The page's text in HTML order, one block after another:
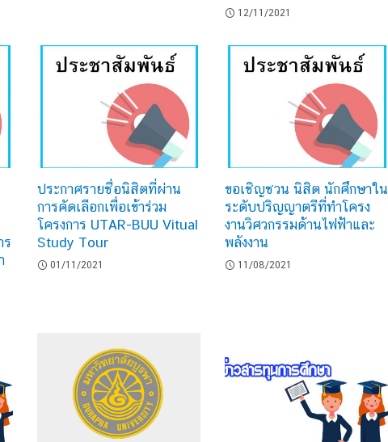
12/11/2021
ร
ประกาศรายชื่อนิสิตที่ผ่าน
การคัดเลือกเพื่อเข้าร่วม
โครงการ UTAR-BUU Vitual
Study Tour
01/11/2021
ขอเชิญชวน นิสิต นักศึกษาใน
ระดับปริญญาตรีที่ทำโครง
งานวิศวกรรมด้านไฟฟ้าและ
พลังงาน
11/08/2021